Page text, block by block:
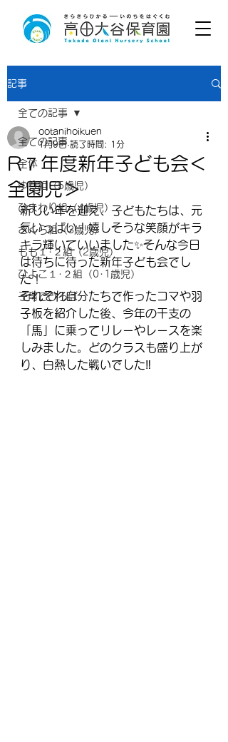
記事
全ての記事
全体
ゆり組（5歳児）
ひまわり組（4歳児）
さくら組（3歳児）
もも１･２組（2歳児）
ひよこ１･２組（0･1歳児）
子育てひろば
全ての記事
R７年度新年子ども会＜
全園児＞
ootanihoikuen
1月9日 読了時間: 1分
新しい年を迎え、子どもたちは、元
気いっぱい！嬉しそうな笑顔がキラ
キラ輝いていいました✨そんな今日
は待ちに待った新年子ども会でし
た！
それぞれ自分たちで作ったコマや羽
子板を紹介した後、今年の干支の
「馬」に乗ってリレーやレースを楽
しみました。どのクラスも盛り上が
り、白熱した戦いでした‼